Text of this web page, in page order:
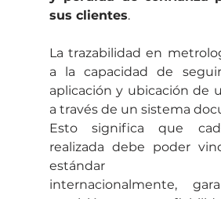
sus clientes.
La trazabilidad en
a la capacidad de
aplicación y ubicación de
a través de un sistema
Esto significa que
realizada debe poder
estándar
internacionalmente,